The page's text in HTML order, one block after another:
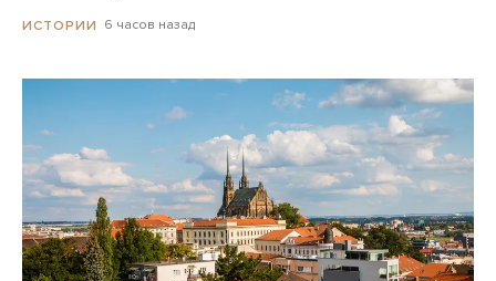
ИСТОРИИ 6 часов назад